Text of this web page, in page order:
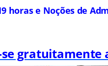
horas e Noções de
gratuitamente